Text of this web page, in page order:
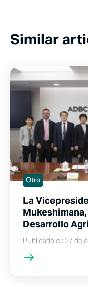
Similar
Otro
La
Desarrollo
Publicado el: 27 de